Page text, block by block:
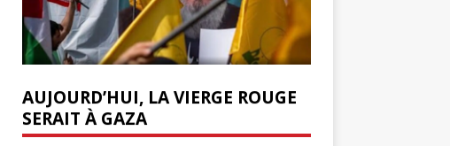
AUJOURD’HUI, LA VIERGE ROUGE
SERAIT À GAZA